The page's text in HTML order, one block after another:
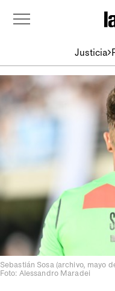
Justicia
Sebastián Sosa (archivo, mayo
Foto: Alessandro Maradei